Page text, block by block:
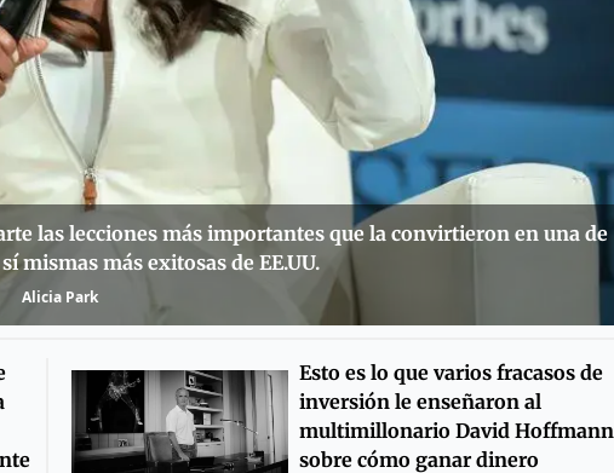
las lecciones más importantes que la convirtieron en una de
mismas más exitosas de EE.UU.
Alicia Park
Esto es lo que varios fracasos de
inversión le enseñaron al
multimillonario David Hoffmann
sobre cómo ganar dinero